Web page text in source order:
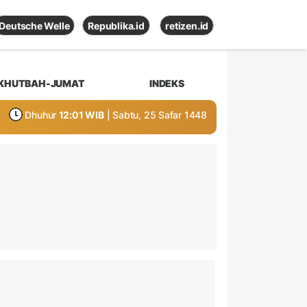
Deutsche Welle Republika.id retizen.id
JUMAT INDEKS
Dhuhur 12:01 WIB | Sabtu, 25 Safar 1448